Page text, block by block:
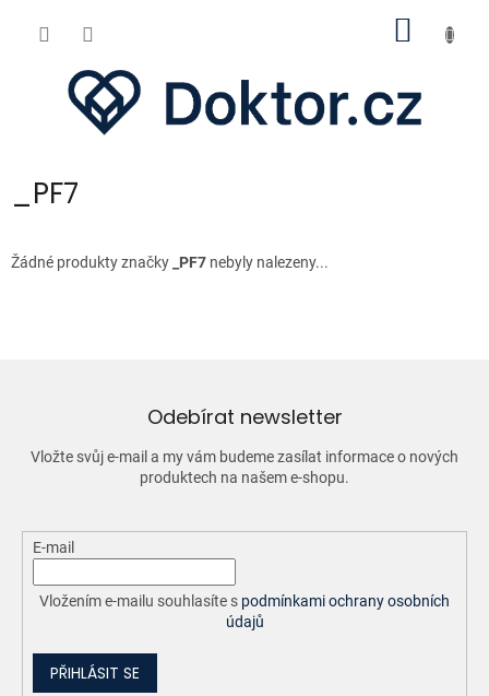
_PF7
Žádné produkty značky _PF7 nebyly nalezeny...
Odebírat newsletter
Vložte svůj e-mail a my vám budeme zasílat informace o nových
produktech na našem e-shopu.
E-mail
Vložením e-mailu souhlasíte s podmínkami ochrany osobních
údajů
PŘIHLÁSIT SE